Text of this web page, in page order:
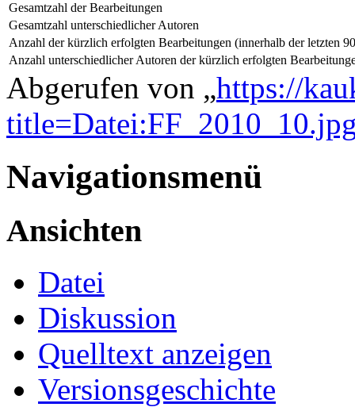
Gesamtzahl der Bearbeitungen
Gesamtzahl unterschiedlicher Autoren
Anzahl der kürzlich erfolgten Bearbeitungen (innerhalb der letzten
Anzahl unterschiedlicher Autoren der kürzlich erfolgten
Abgerufen von „https://
Navigationsmenü
Ansichten
Datei
Diskussion
Quelltext anzeigen
Versionsgeschichte